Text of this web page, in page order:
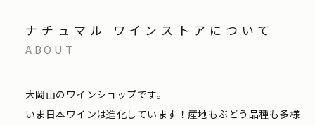
ナチュマル ワインストアについて
ABOUT
大岡山のワインショップです。
いま日本ワインは進化しています！産地もぶどう品種も多様